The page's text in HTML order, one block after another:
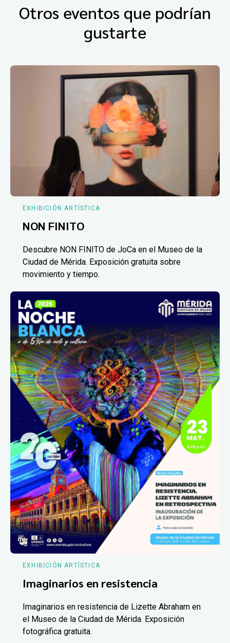
Otros eventos que podrían
gustarte
EXHIBICIÓN ARTÍSTICA
NON FINITO
Descubre NON FINITO de JoCa en el Museo de la
Ciudad de Mérida. Exposición gratuita sobre
movimiento y tiempo.
EXHIBICIÓN ARTÍSTICA
Imaginarios en resistencia
Imaginarios en resistencia de Lizette Abraham en
el Museo de la Ciudad de Mérida. Exposición
fotográfica gratuita.